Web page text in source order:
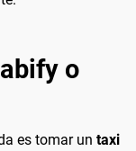
o
es tomar un taxi